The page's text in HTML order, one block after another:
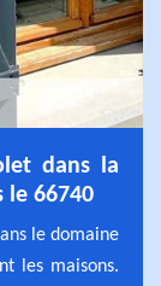
dans la
le 66740
le domaine
les maisons.